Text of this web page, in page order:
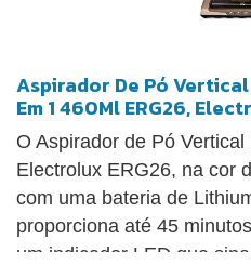
Aspirador De Pó
Em 1 460Ml ERG26,
O Aspirador de Pó
Electrolux ERG26, na cor
com uma bateria de
proporciona até 45
um indicador LED que